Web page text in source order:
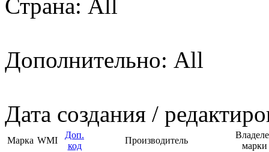
Страна: All
Дополнительно: All
Дата создания /
Марка WMI
Доп.
код
Производитель
марки